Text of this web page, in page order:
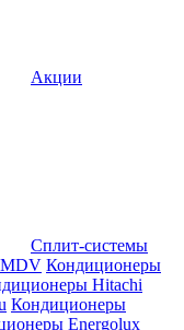
Акции
Сплит-системы
Кондиционеры
Hitachi
Кондиционеры
Energolux